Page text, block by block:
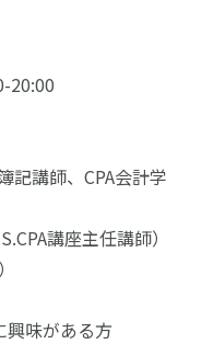
20:00
記講師、CPA会計学
講座主任講師）
興味がある方